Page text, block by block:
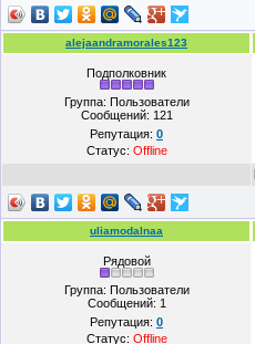
alejaandramorales123
Подполковник
Группа: Пользователи
Сообщений: 121
Репутация: 0
Статус: Offline
uliamodalnaa
Рядовой
Группа: Пользователи
Сообщений: 1
Репутация: 0
Статус: Offline